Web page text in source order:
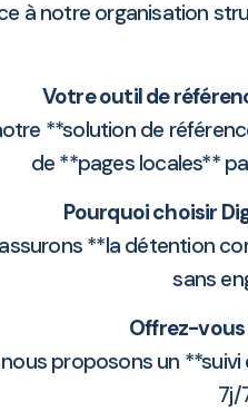
à notre organisation
Votre outil de
**solution de
de **pages locales**
Pourquoi choisir
**la détention
sans
Offrez-vous
nous proposons un
7j/